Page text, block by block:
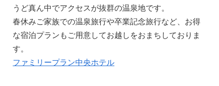
うど真ん中でアクセスが抜群の温泉地です。
春休みご家族での温泉旅行や卒業記念旅行など、お得
な宿泊プランもご用意してお越しをおまちしておりま
す。
ファミリープラン中央ホテル